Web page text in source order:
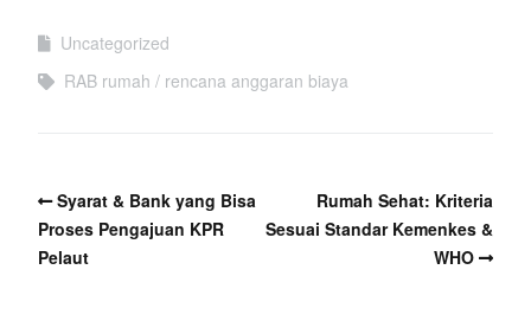
Uncategorized
RAB rumah
rencana anggaran biaya
Syarat & Bank yang Bisa
Proses Pengajuan KPR
Pelaut
Rumah Sehat: Kriteria
Sesuai Standar Kemenkes &
WHO